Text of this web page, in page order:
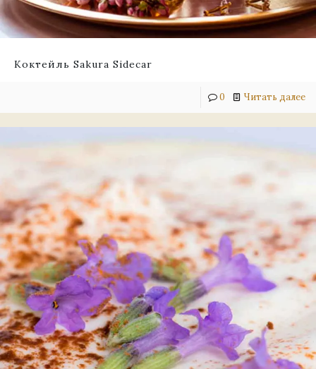
Коктейль Sakura Sidecar
0 Читать далее